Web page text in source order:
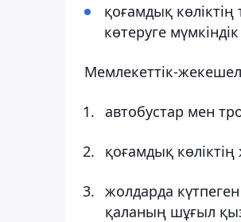
қоғамдық
көтеруге
Мемлекеттік-
автобустар мен
қоғамдық
жолдарда
қаланың шұғыл